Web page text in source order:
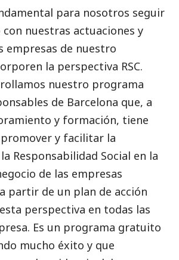
para nosotros seguir
nuestras actuaciones y
empresas de nuestro
la perspectiva RSC.
nuestro programa
de Barcelona que, a
y formación, tiene
y facilitar la
Responsabilidad Social en la
de las empresas
partir de un plan de acción
perspectiva en todas las
Es un programa gratuito
mucho éxito y que